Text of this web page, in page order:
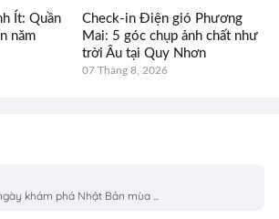
Ít: Quần
năm
Check-in Điện gió Phương
Mai: 5 góc chụp ảnh chất như
trời Âu tại Quy Nhơn
07 Tháng 8, 2026
khám phá Nhật Bản mùa ...